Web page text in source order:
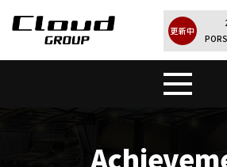
更新中